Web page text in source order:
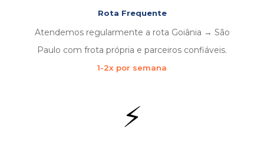
Rota Frequente
Atendemos regularmente a rota Goiânia → São
Paulo com frota própria e parceiros confiáveis.
1-2x por semana
⚡